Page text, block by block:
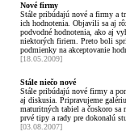
Nové firmy
Stále pribúdajú nové a firmy a
ich hodnotenia. Objavili sa aj
podvodné hodnotenia, ako aj
niektorých firiem. Preto boli
podmienky na akceptovanie
[18.05.2009]
Stále niečo nové
Stále pribúdajú nové firmy a
aj diskusia. Pripravujeme
maturitných tabiel a čoskoro sa
prvé tipy a rady pre dokonalú
[03.08.2007]